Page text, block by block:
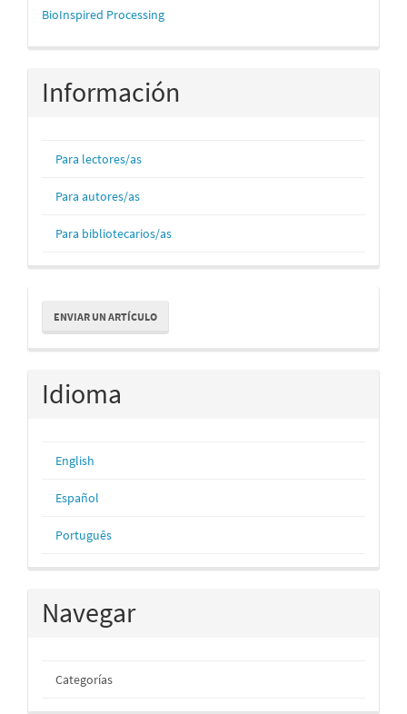
mascerca
BioInspired Processing
Información
Para lectores/as
Para autores/as
Para bibliotecarios/as
Enviar
un
artículo
ENVIAR UN ARTÍCULO
Idioma
English
Español
Português
Navegar
Categorías